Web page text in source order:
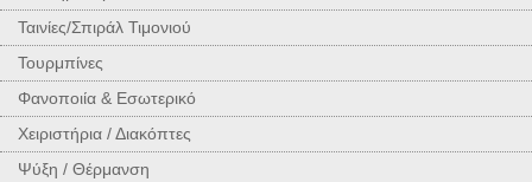
Ταινίες/Σπιράλ Τιμονιού
Τουρμπίνες
Φανοποιία & Εσωτερικό
Χειριστήρια / Διακόπτες
Ψύξη / Θέρμανση